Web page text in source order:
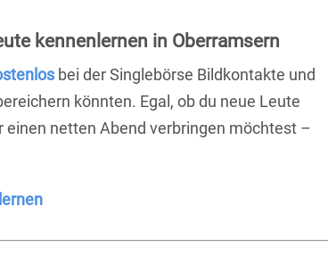
kennenlernen in Oberramsern
bei der Singlebörse Bildkontakte und
könnten. Egal, ob du neue Leute
einen netten Abend verbringen möchtest –